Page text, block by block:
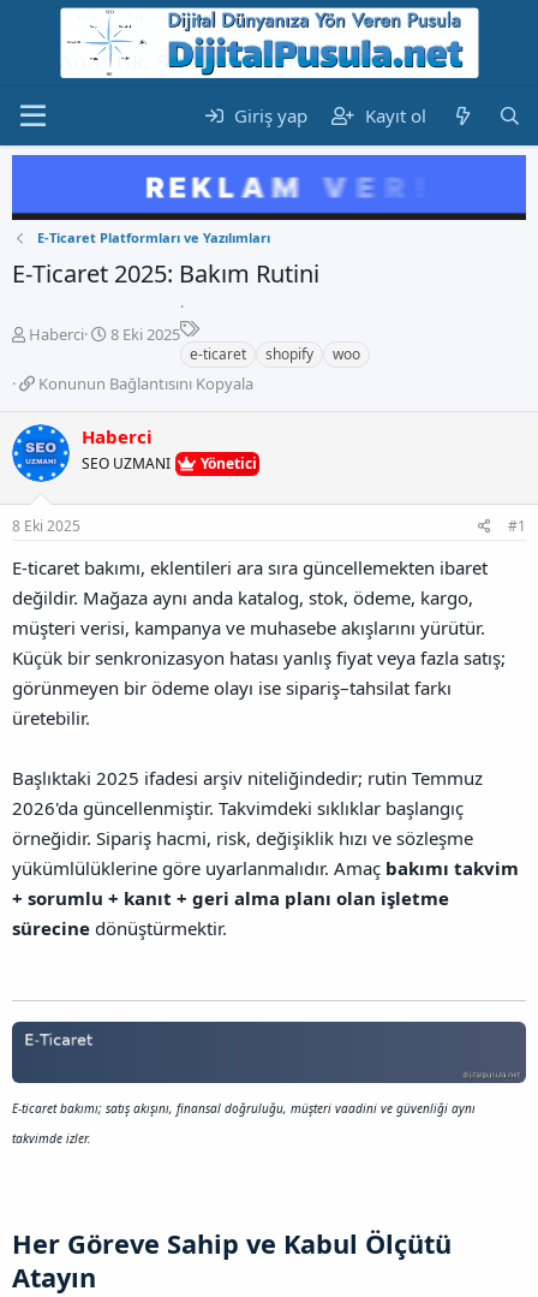
Giriş yap Kayıt ol
E-Ticaret Platformları ve Yazılımları
E‑Ticaret 2025: Bakım Rutini
K
n
u
y
u
b
a
ş
a
t
a
n
Haberci
B
ş
n
g
ç
r
i
h
i
8 Eki 2025
E
t
i
k
e
l
e
r
e-ticaret shopify woo
K
n
u
n
u
B
ğ
l
a
n
t
ı
ı
ı
K
o
p
y
a
l
a
Konunun Bağlantısını Kopyala
Haberci
SEO UZMANI Yönetici
8 Eki 2025 #1
E‑ticaret bakımı, eklentileri ara sıra güncellemekten ibaret
değildir. Mağaza aynı anda katalog, stok, ödeme, kargo,
müşteri verisi, kampanya ve muhasebe akışlarını yürütür.
Küçük bir senkronizasyon hatası yanlış fiyat veya fazla satış;
görünmeyen bir ödeme olayı ise sipariş–tahsilat farkı
üretebilir.
Başlıktaki 2025 ifadesi arşiv niteliğindedir; rutin Temmuz
2026'da güncellenmiştir. Takvimdeki sıklıklar başlangıç
örneğidir. Sipariş hacmi, risk, değişiklik hızı ve sözleşme
yükümlülüklerine göre uyarlanmalıdır. Amaç bakımı takvim
+ sorumlu + kanıt + geri alma planı olan işletme
sürecine dönüştürmektir.
E-ticaret bakımı; satış akışını, finansal doğruluğu, müşteri vaadini ve güvenliği aynı
takvimde izler.
Her Göreve Sahip ve Kabul Ölçütü
Atayın​